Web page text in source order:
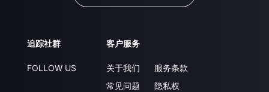
追踪社群
FOLLOW US
客户服务
关于我们
常见问题
服务条款
隐私权